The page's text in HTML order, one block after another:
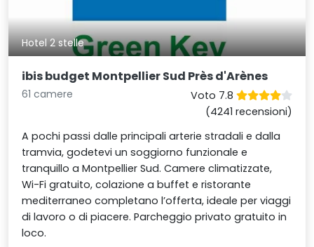
Hotel 2 stelle
ibis budget Montpellier Sud Près d'Arènes
61 camere
Voto 7.8
(4241 recensioni)
A pochi passi dalle principali arterie stradali e dalla
tramvia, godetevi un soggiorno funzionale e
tranquillo a Montpellier Sud. Camere climatizzate,
Wi-Fi gratuito, colazione a buffet e ristorante
mediterraneo completano l’offerta, ideale per viaggi
di lavoro o di piacere. Parcheggio privato gratuito in
loco.